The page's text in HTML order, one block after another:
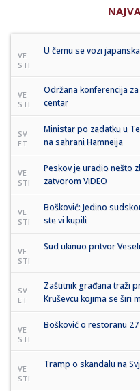
VE
STI
U čemu se vozi
VE
STI
Održana konferencija
centar
SV
ET
Ministar po zadatku u
na sahrani Hamneija
VE
STI
Peskov je uradio nešto
zatvorom VIDEO
VE
STI
Bošković: Jedino
ste vi kupili
VE
STI
Sud ukinuo pritvor
SV
ET
Zaštitnik građana traži
Kruševcu kojima se širi
VE
STI
Bošković o restoranu
VE
STI
Tramp o skandalu na